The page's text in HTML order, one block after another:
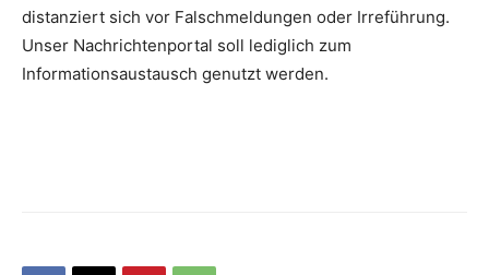
distanziert sich vor Falschmeldungen oder Irreführung.
Unser Nachrichtenportal soll lediglich zum
Informationsaustausch genutzt werden.